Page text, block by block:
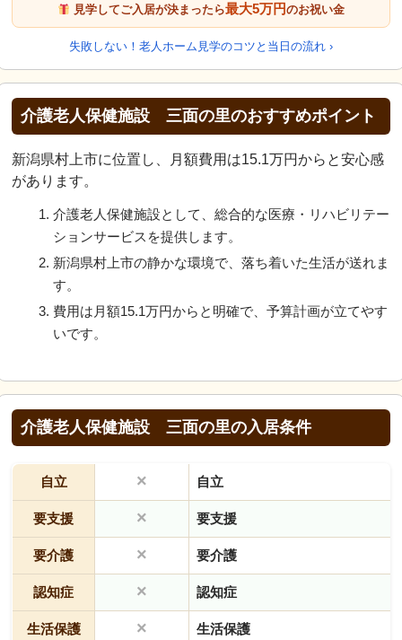
見学してご入居が決まったら最大5万円のお祝い金
失敗しない！老人ホーム見学のコツと当日の流れ ›
介護老人保健施設 三面の里のおすすめポイント
新潟県村上市に位置し、月額費用は15.1万円からと安心感
があります。
介護老人保健施設として、総合的な医療・リハビリテー
ションサービスを提供します。
新潟県村上市の静かな環境で、落ち着いた生活が送れま
す。
費用は月額15.1万円からと明確で、予算計画が立てやす
いです。
介護老人保健施設 三面の里の入居条件
自立 × 自立
要支援 × 要支援
要介護 × 要介護
認知症 × 認知症
生活保護 × 生活保護